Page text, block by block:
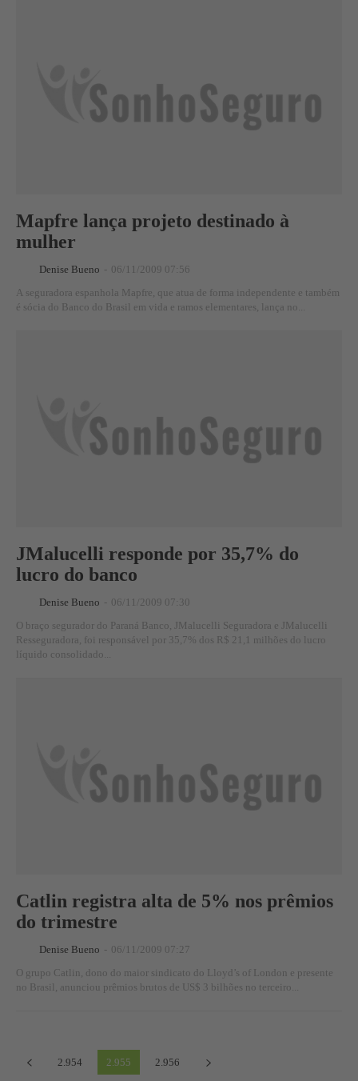
Mapfre lança projeto destinado à
mulher
Denise Bueno - 06/11/2009 07:56
A seguradora espanhola Mapfre, que atua de forma independente e também
é sócia do Banco do Brasil em vida e ramos elementares, lança no...
JMalucelli responde por 35,7% do
lucro do banco
Denise Bueno - 06/11/2009 07:30
O braço segurador do Paraná Banco, JMalucelli Seguradora e JMalucelli
Resseguradora, foi responsável por 35,7% dos R$ 21,1 milhões do lucro
líquido consolidado...
Catlin registra alta de 5% nos prêmios
do trimestre
Denise Bueno - 06/11/2009 07:27
O grupo Catlin, dono do maior sindicato do Lloyd’s of London e presente
no Brasil, anunciou prêmios brutos de US$ 3 bilhões no terceiro...
2.954 2.955 2.956